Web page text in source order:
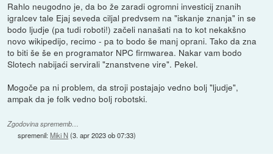
Rahlo neugodno je, da bo že zaradi ogromni investicij znanih
igralcev tale Ejaj seveda ciljal predvsem na "iskanje znanja" in se
bodo ljudje (pa tudi roboti!) začeli nanašati na to kot nekakšno
novo wikipedijo, recimo - pa to bodo še manj oprani. Tako da zna
to biti še še en programator NPC firmwarea. Nakar vam bodo
Slotech nabijaći servirali "znanstvene vire". Pekel.
Mogoče pa ni problem, da stroji postajajo vedno bolj "ljudje",
ampak da je folk vedno bolj robotski.
Zgodovina sprememb…
spremenil:Miki N (3. apr 2023 ob 07:33)